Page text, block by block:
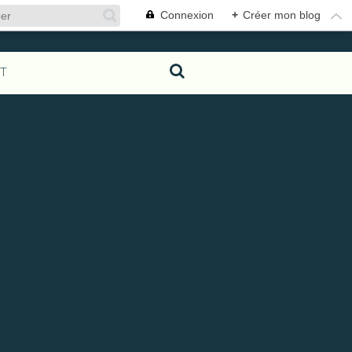
Connexion + Créer mon blog